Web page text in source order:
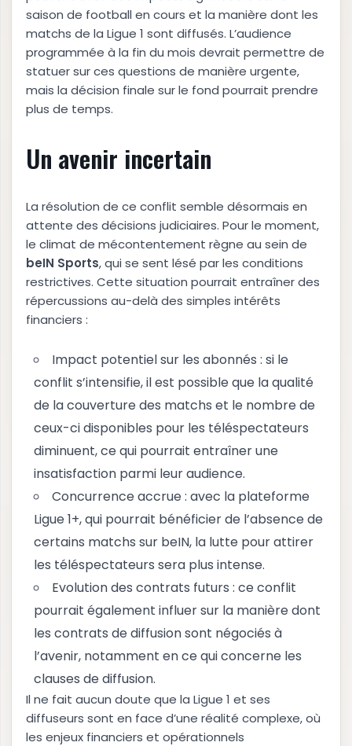
saison de football en cours et la manière dont les
matchs de la Ligue 1 sont diffusés. L’audience
programmée à la fin du mois devrait permettre de
statuer sur ces questions de manière urgente,
mais la décision finale sur le fond pourrait prendre
plus de temps.
Un avenir incertain
La résolution de ce conflit semble désormais en
attente des décisions judiciaires. Pour le moment,
le climat de mécontentement règne au sein de
beIN Sports, qui se sent lésé par les conditions
restrictives. Cette situation pourrait entraîner des
répercussions au-delà des simples intérêts
financiers :
Impact potentiel sur les abonnés : si le
conflit s’intensifie, il est possible que la qualité
de la couverture des matchs et le nombre de
ceux-ci disponibles pour les téléspectateurs
diminuent, ce qui pourrait entraîner une
insatisfaction parmi leur audience.
Concurrence accrue : avec la plateforme
Ligue 1+, qui pourrait bénéficier de l’absence de
certains matchs sur beIN, la lutte pour attirer
les téléspectateurs sera plus intense.
Evolution des contrats futurs : ce conflit
pourrait également influer sur la manière dont
les contrats de diffusion sont négociés à
l’avenir, notamment en ce qui concerne les
clauses de diffusion.
Il ne fait aucun doute que la Ligue 1 et ses
diffuseurs sont en face d’une réalité complexe, où
les enjeux financiers et opérationnels